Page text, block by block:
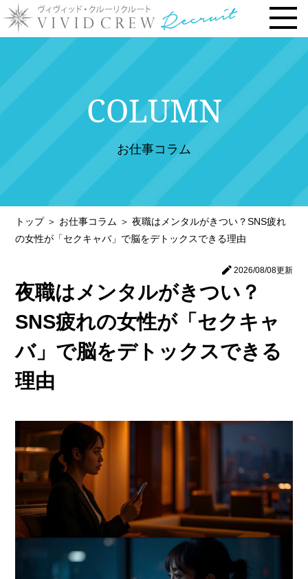
トップページ
お仕事内容
› 時給・お給料について
› 勤務地で選ぶ
› 安心の研修システム
› 風俗店・キャバクラ店との違い
› お客様との連絡先交換一切なし
他店との違い
› 他店とのお給料比較
› 他店との考え方比較
› 他店との待遇の比較
› VIVIDCREW十三本店
› VIVIDCREW梅田堂山店
› Madame 2nd virgin 十三
› VIVIDCREWマダム梅田店
› VIVIDCREW Pink Party Paradise
COLUMN
お仕事コラム
トップ＞ お仕事コラム ＞夜職はメンタルがきつい？SNS疲れ
の女性が「セクキャバ」で脳をデトックスできる理由
2026/08/08更新
夜職はメンタルがきつい？
SNS疲れの女性が「セクキャ
バ」で脳をデトックスできる
理由